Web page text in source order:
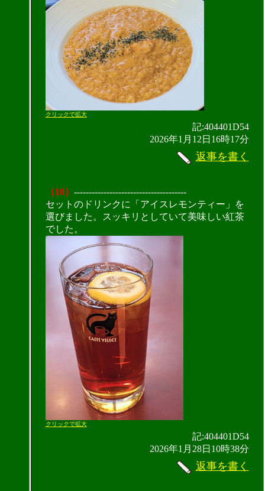
クリックで拡大
記:404401D54
2026年1月12日16時17分
返事を書く
（10） --------------------------------------
セットのドリンクに「アイスレモンティー」を
選びました。スッキリとしていて美味しい紅茶
でした。
クリックで拡大
記:404401D54
2026年1月28日10時38分
返事を書く